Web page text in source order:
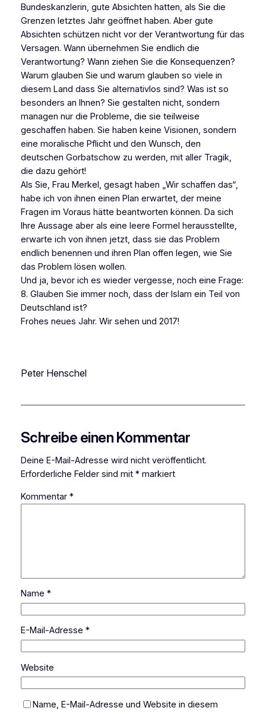
Bundeskanzlerin, gute Absichten hatten, als Sie die
Grenzen letztes Jahr geöffnet haben. Aber gute
Absichten schützen nicht vor der Verantwortung für das
Versagen. Wann übernehmen Sie endlich die
Verantwortung? Wann ziehen Sie die Konsequenzen?
Warum glauben Sie und warum glauben so viele in
diesem Land dass Sie alternativlos sind? Was ist so
besonders an Ihnen? Sie gestalten nicht, sondern
managen nur die Probleme, die sie teilweise
geschaffen haben. Sie haben keine Visionen, sondern
eine moralische Pflicht und den Wunsch, den
deutschen Gorbatschow zu werden, mit aller Tragik,
die dazu gehört!
Als Sie, Frau Merkel, gesagt haben „Wir schaffen das“,
habe ich von ihnen einen Plan erwartet, der meine
Fragen im Voraus hätte beantworten können. Da sich
Ihre Aussage aber als eine leere Formel herausstellte,
erwarte ich von ihnen jetzt, dass sie das Problem
endlich benennen und ihren Plan offen legen, wie Sie
das Problem lösen wollen.
Und ja, bevor ich es wieder vergesse, noch eine Frage:
8. Glauben Sie immer noch, dass der Islam ein Teil von
Deutschland ist?
Frohes neues Jahr. Wir sehen und 2017!
Peter Henschel
Schreibe einen Kommentar
Deine E-Mail-Adresse wird nicht veröffentlicht.
Erforderliche Felder sind mit *markiert
Kommentar *
Name *
E-Mail-Adresse *
Website
Name, E-Mail-Adresse und Website in diesem